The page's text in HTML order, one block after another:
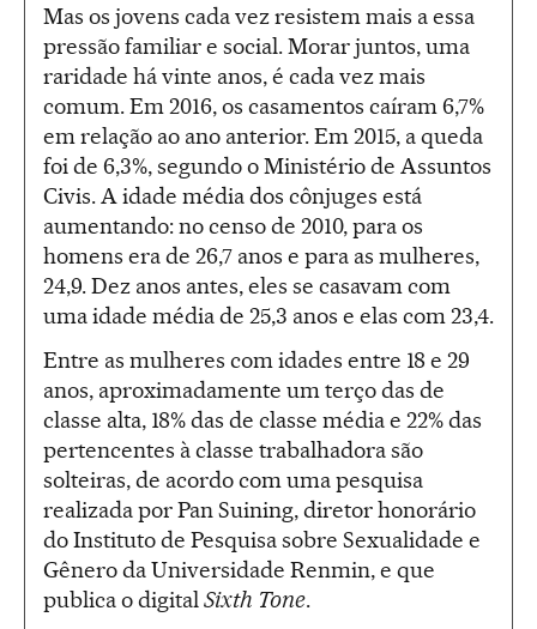
Mas os jovens cada vez resistem mais a essa
pressão familiar e social. Morar juntos, uma
raridade há vinte anos, é cada vez mais
comum. Em 2016, os casamentos caíram 6,7%
em relação ao ano anterior. Em 2015, a queda
foi de 6,3%, segundo o Ministério de Assuntos
Civis. A idade média dos cônjuges está
aumentando: no censo de 2010, para os
homens era de 26,7 anos e para as mulheres,
24,9. Dez anos antes, eles se casavam com
uma idade média de 25,3 anos e elas com 23,4.
Entre as mulheres com idades entre 18 e 29
anos, aproximadamente um terço das de
classe alta, 18% das de classe média e 22% das
pertencentes à classe trabalhadora são
solteiras, de acordo com uma pesquisa
realizada por Pan Suining, diretor honorário
do Instituto de Pesquisa sobre Sexualidade e
Gênero da Universidade Renmin, e que
publica o digitalSixth Tone.